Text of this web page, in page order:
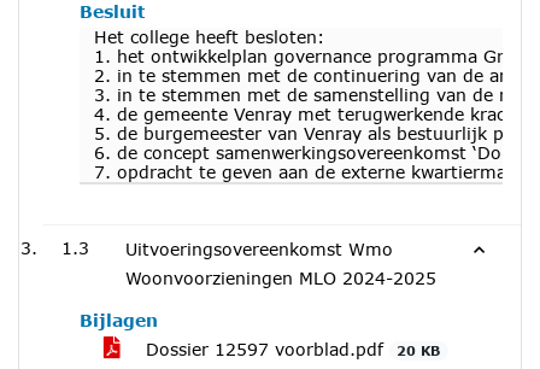
Besluit
Het college heeft besloten:
1. het ontwikkelplan governance programma Grip
2. in te stemmen met de continuering van de
3. in te stemmen met de samenstelling van de
4. de gemeente Venray met terugwerkende kracht
5. de burgemeester van Venray als bestuurlijk
6. de concept samenwerkingsovereenkomst
7. opdracht te geven aan de externe
1.3
Uitvoeringsovereenkomst Wmo
Woonvoorzieningen MLO 2024-2025
Bijlagen
Dossier 12597 voorblad.pdf
20 KB